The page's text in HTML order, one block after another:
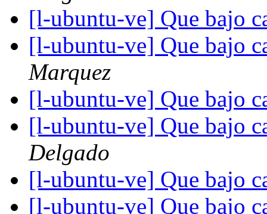
[l-ubuntu-ve] Que bajo
[l-ubuntu-ve] Que bajo
Marquez
[l-ubuntu-ve] Que bajo
[l-ubuntu-ve] Que bajo
Delgado
[l-ubuntu-ve] Que bajo
[l-ubuntu-ve] Que bajo